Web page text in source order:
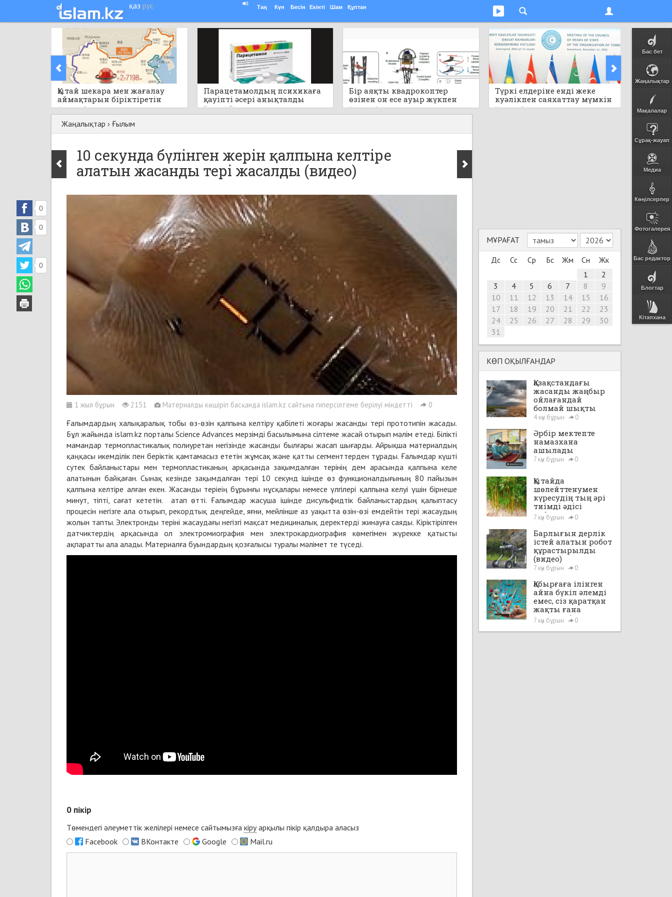
қаз рус Таң Күн Бесін Екінті Шам Құптан
Бас бет
Жаңалықтар
Мақалалар
Сұрақ-жауап
Медиа
Көңілсерпер
Фотогалерея
Бас редактор
Блогтар
Кітапхана
Қытай шекара мен жағалау
аймақтарын біріктіретін
бірегей стратегиялық жобаны
қолға алады
Кеше 0
Парацетамолдың психикаға
қауіпті әсері анықталды
Кеше 0
Бір аяқты квадрокоптер
өзінен он есе ауыр жүкпен
секіре алады (видео)
Кеше 0
Түркі елдеріне енді жеке
куәлікпен саяхаттау мүмкін
болмақ
Кеше 0 Кеше 0
Жаңалықтар › Ғылым
10 секунда бүлінген жерін қалпына келтіре
алатын жасанды тері жасалды (видео)
1 жыл бұрын 2151 Материалды көшіріп басқанда islam.kz сайтына гиперсілтеме берілуі міндетті 0
0
0
0
Ғалымдардың халықаралық тобы өз-өзін қалпына келтіру қабілеті жоғары жасанды тері прототипін жасады.
Бұл жайында islam.kz порталы Science Advances мерзімді басылымына сілтеме жасай отырып мәлім етеді. Білікті
мамандар термопластикалық полиуретан негізінде жасанды былғары жасап шығарды. Айрықша материалдың
қаңқасы икемділік пен беріктік қамтамасыз ететін жұмсақ және қатты сегменттерден тұрады. Ғалымдар күшті
сутек байланыстары мен термопластиканың арқасында зақымдалған терінің дем арасында қалпына келе
алатынын байқаған. Сынақ кезінде зақымдалған тері 10 секунд ішінде өз функционалдығының 80 пайызын
қалпына келтіре алған екен. Жасанды теріеің бұрынғы нұсқалары немесе үлгілері қалпына келуі үшін бірнеше
минут, тіпті, сағат кететін. атап өтті. Ғалымдар жасуша ішінде дисульфидтік байланыстардың қалыптасу
процесін негізге ала отырып, рекордтық деңгейде, яғни, мейлінше аз уақытта өзін-өзі емдейтін тері жасаудың
жолын тапты. Электронды теріні жасаудағы негізгі мақсат медициналық деректерді жинауға саяды. Кіріктірілген
датчиктердің арқасында ол электромиография мен электрокардиография көмегімен жүрекке қатысты
ақпаратты ала алады. Материалға буындардың қозғалысы туралы мәлімет те түседі.
0 пікір
Төмендегі әлеуметтік желілері немесе сайтымызға кіруарқылы пікір қалдыра аласыз
Facebook
ВКонтакте Google Mail.ru
МҰРАҒАТ
Дс
Сс Ср Бс Жм Сн
Жк
1
2
3
4 5 6 7 8
9
10
11 12 13 14 15
16
17
18 19 20 21 22
23
24
25 26 27 28 29
30
31
КӨП ОҚЫЛҒАНДАР
Қазақстандағы
жасанды жаңбыр
ойлағандай
болмай шықты
4 күн бұрын 0
Әрбір мектепте
намазхана
ашылады
7 күн бұрын 0
Қытайда
шөлейттенумен
күресудің тың әрі
тиімді әдісі
табылды
7 күн бұрын 0
Барлығын дерлік
істей алатын робот
құрастырылды
(видео)
7 күн бұрын 0
Қабырғаға ілінген
айна бүкіл әлемді
емес, сіз қаратқан
жақты ғана
көрсетеді
7 күн бұрын 0